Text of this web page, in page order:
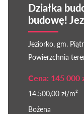
Działka
budowę!
Jeziorko, gm.
Powierzchnia
Cena: 145 000
14.500,00 zł/m²
Bożena